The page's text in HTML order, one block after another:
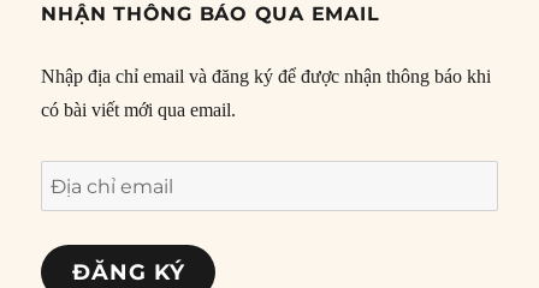
NHẬN THÔNG BÁO QUA EMAIL
Nhập địa chỉ email và đăng ký để được nhận thông báo khi
có bài viết mới qua email.
Địa
chỉ
email
ĐĂNG KÝ